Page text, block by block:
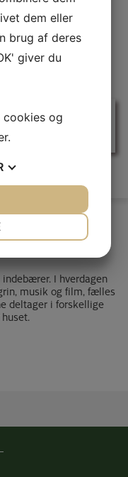
I hverdagen
musik og film, fælles
deltager i forskellige
dem eller
brug af deres
giver du
og
.